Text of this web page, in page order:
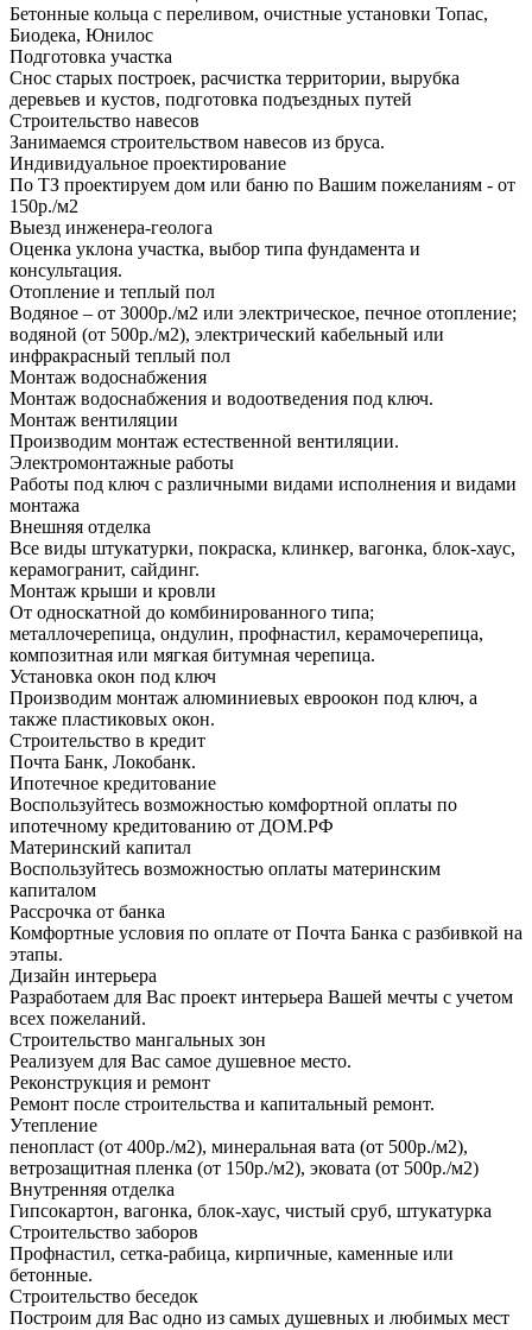
Бетонные кольца с переливом, очистные установки Топас,
Биодека, Юнилос
Подготовка участка
Снос старых построек, расчистка территории, вырубка
деревьев и кустов, подготовка подъездных путей
Строительство навесов
Занимаемся строительством навесов из бруса.
Индивидуальное проектирование
По ТЗ проектируем дом или баню по Вашим пожеланиям - от
150р./м2
Выезд инженера-геолога
Оценка уклона участка, выбор типа фундамента и
консультация.
Отопление и теплый пол
Водяное – от 3000р./м2 или электрическое, печное отопление;
водяной (от 500р./м2), электрический кабельный или
инфракрасный теплый пол
Монтаж водоснабжения
Монтаж водоснабжения и водоотведения под ключ.
Монтаж вентиляции
Производим монтаж естественной вентиляции.
Электромонтажные работы
Работы под ключ с различными видами исполнения и видами
монтажа
Внешняя отделка
Все виды штукатурки, покраска, клинкер, вагонка, блок-хаус,
керамогранит, сайдинг.
Монтаж крыши и кровли
От односкатной до комбинированного типа;
металлочерепица, ондулин, профнастил, керамочерепица,
композитная или мягкая битумная черепица.
Установка окон под ключ
Производим монтаж алюминиевых евроокон под ключ, а
также пластиковых окон.
Строительство в кредит
Почта Банк, Локобанк.
Ипотечное кредитование
Воспользуйтесь возможностью комфортной оплаты по
ипотечному кредитованию от ДОМ.РФ
Материнский капитал
Воспользуйтесь возможностью оплаты материнским
капиталом
Рассрочка от банка
Комфортные условия по оплате от Почта Банка с разбивкой на
этапы.
Дизайн интерьера
Разработаем для Вас проект интерьера Вашей мечты с учетом
всех пожеланий.
Строительство мангальных зон
Реализуем для Вас самое душевное место.
Реконструкция и ремонт
Ремонт после строительства и капитальный ремонт.
Утепление
пенопласт (от 400р./м2), минеральная вата (от 500р./м2),
ветрозащитная пленка (от 150р./м2), эковата (от 500р./м2)
Внутренняя отделка
Гипсокартон, вагонка, блок-хаус, чистый сруб, штукатурка
Строительство заборов
Профнастил, сетка-рабица, кирпичные, каменные или
бетонные.
Строительство беседок
Построим для Вас одно из самых душевных и любимых мест